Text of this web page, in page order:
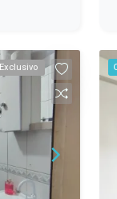
Exclusivo